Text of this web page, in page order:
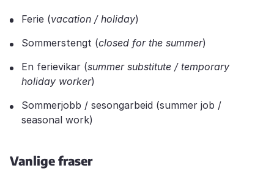
Ferie (vacation / holiday)
Sommerstengt (closed for the summer)
En ferievikar (summer substitute / temporary
holiday worker)
Sommerjobb / sesongarbeid (summer job /
seasonal work)
Vanlige fraser